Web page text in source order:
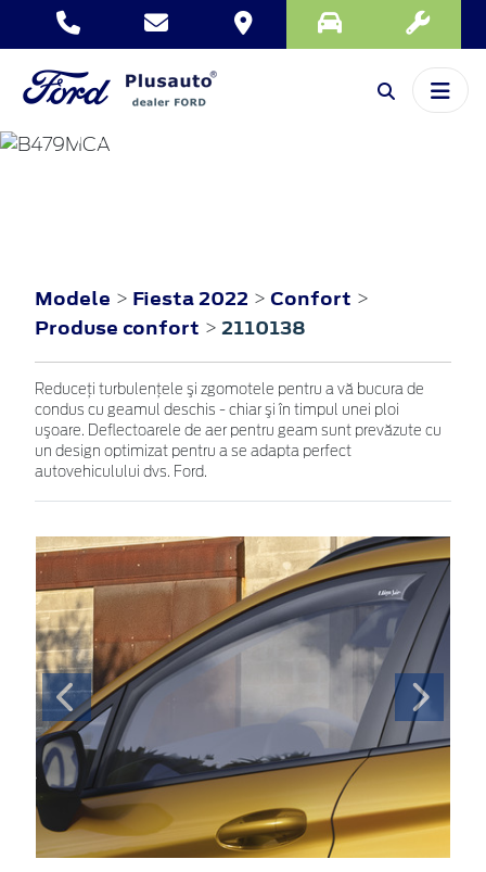
FIESTA
Modele > Fiesta 2022 > Confort >
Produse confort > 2110138
Reduceţi turbulenţele şi zgomotele pentru a vă bucura de
condus cu geamul deschis - chiar şi în timpul unei ploi
uşoare. Deflectoarele de aer pentru geam sunt prevăzute cu
un design optimizat pentru a se adapta perfect
autovehiculului dvs. Ford.